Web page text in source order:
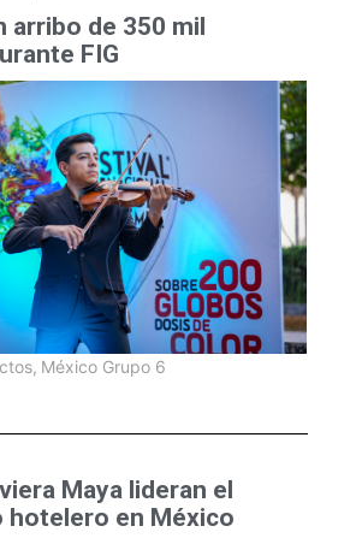
arribo de 350 mil
FIG
, México Grupo 6
Maya lideran el
hotelero en México